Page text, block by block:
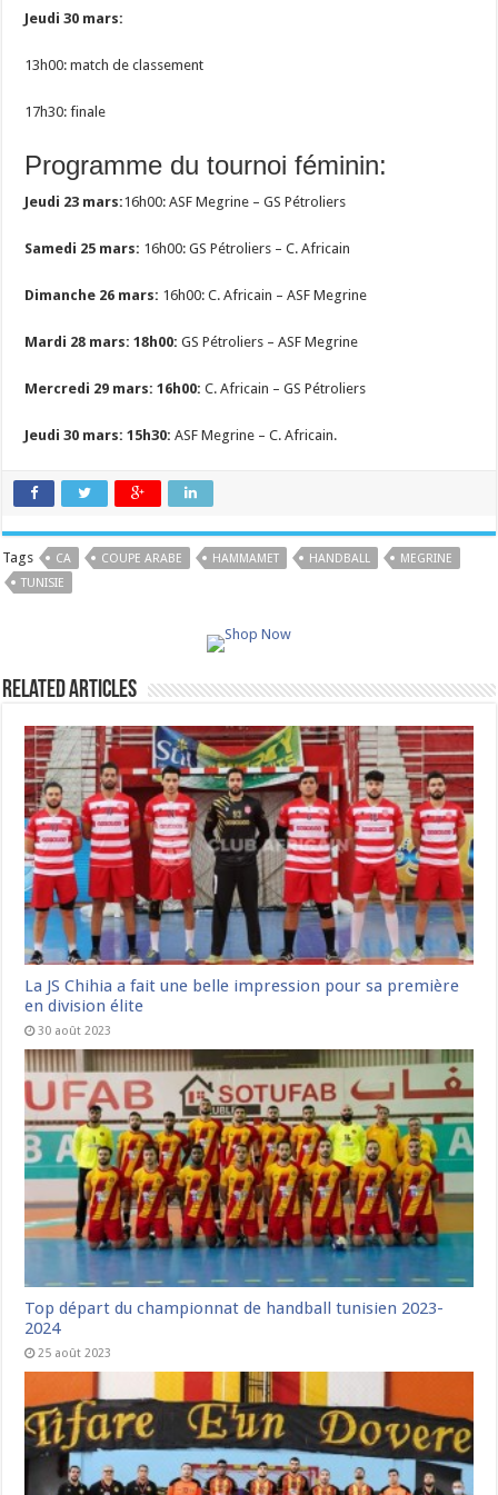
Jeudi 30 mars:
13h00: match de classement
17h30: finale
Programme du tournoi féminin:
Jeudi 23 mars:16h00: ASF Megrine – GS Pétroliers
Samedi 25 mars: 16h00: GS Pétroliers – C. Africain
Dimanche 26 mars: 16h00: C. Africain – ASF Megrine
Mardi 28 mars: 18h00: GS Pétroliers – ASF Megrine
Mercredi 29 mars: 16h00: C. Africain – GS Pétroliers
Jeudi 30 mars: 15h30: ASF Megrine – C. Africain.
Tags CA COUPE ARABE HAMMAMET HANDBALL
MEGRINE
TUNISIE
Related Articles
La JS Chihia a fait une belle impression pour sa première
en division élite
30 août 2023
Top départ du championnat de handball tunisien 2023-
2024
25 août 2023